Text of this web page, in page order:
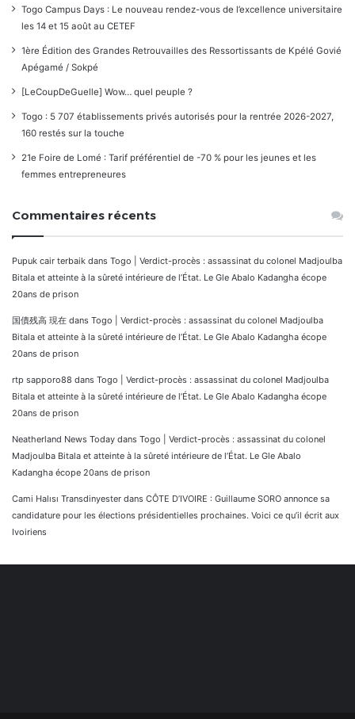
Togo Campus Days : Le nouveau rendez-vous de l’excellence universitaire
les 14 et 15 août au CETEF
1ère Édition des Grandes Retrouvailles des Ressortissants de Kpélé Govié
Apégamé / Sokpé
[LeCoupDeGuelle] Wow… quel peuple ?
Togo : 5 707 établissements privés autorisés pour la rentrée 2026-2027,
160 restés sur la touche
21e Foire de Lomé : Tarif préférentiel de -70 % pour les jeunes et les
femmes entrepreneures
Commentaires récents
Pupuk cair terbaik dans Togo | Verdict-procès : assassinat du colonel Madjoulba
Bitala et atteinte à la sûreté intérieure de l’État. Le Gle Abalo Kadangha écope
20ans de prison
国債残高 現在 dans Togo | Verdict-procès : assassinat du colonel Madjoulba
Bitala et atteinte à la sûreté intérieure de l’État. Le Gle Abalo Kadangha écope
20ans de prison
rtp sapporo88 dans Togo | Verdict-procès : assassinat du colonel Madjoulba
Bitala et atteinte à la sûreté intérieure de l’État. Le Gle Abalo Kadangha écope
20ans de prison
Neatherland News Today dans Togo | Verdict-procès : assassinat du colonel
Madjoulba Bitala et atteinte à la sûreté intérieure de l’État. Le Gle Abalo
Kadangha écope 20ans de prison
Cami Halısı Transdinyester dans CÔTE D’IVOIRE : Guillaume SORO annonce sa
candidature pour les élections présidentielles prochaines. Voici ce qu’il écrit aux
Ivoiriens